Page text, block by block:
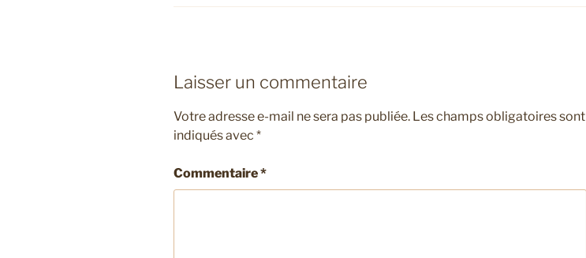
Laisser un commentaire
Votre adresse e-mail ne sera pas publiée. Les champs obligatoires sont
indiqués avec *
Commentaire*